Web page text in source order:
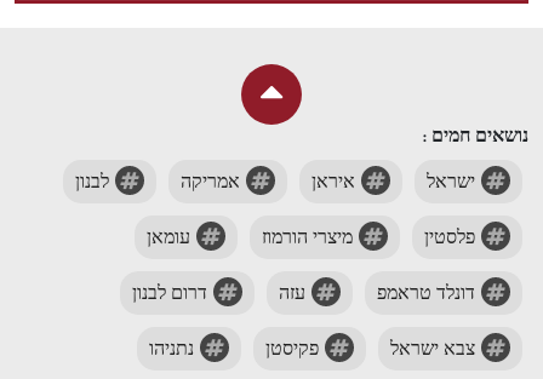
נושאים חמים :
ישראל איראן אמריקה לבנון
פלסטין מיצרי הורמוז עומאן
דונלד טראמפ עזה דרום לבנון
צבא ישראל פקיסטן נתניהו